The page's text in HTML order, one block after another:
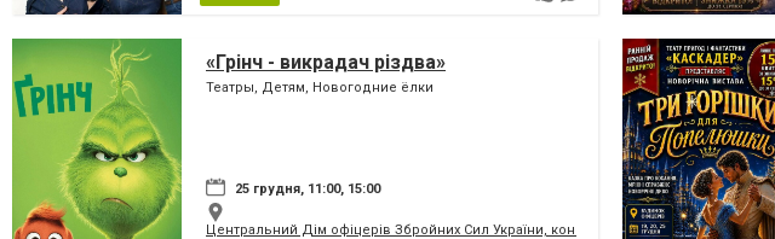
«Грінч - викрадач різдва»
Театры, Детям, Новогодние ёлки
25 грудня, 11:00, 15:00
Центральний Дім офіцерів Збройних Сил України, концертний зал